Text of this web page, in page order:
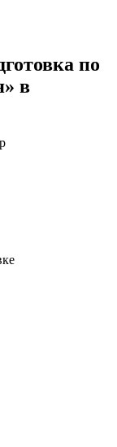
по
в